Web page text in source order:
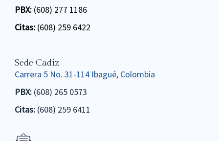
PBX: (608) 277 1186
Citas: (608) 259 6422
Sede Cadiz
Carrera 5 No. 31-114 Ibagué, Colombia
PBX: (608) 265 0573
Citas: (608) 259 6411